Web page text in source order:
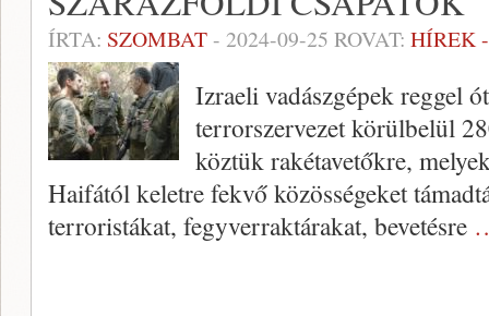
ÍRTA: SZOMBAT- 2024-09-25 ROVAT: HÍREK
Izraeli vadászgépek reggel
terrorszervezet körülbelül
köztük rakétavetőkre,
Haifától keletre fekvő közösségeket
terroristákat, fegyverraktárakat, bevetésre